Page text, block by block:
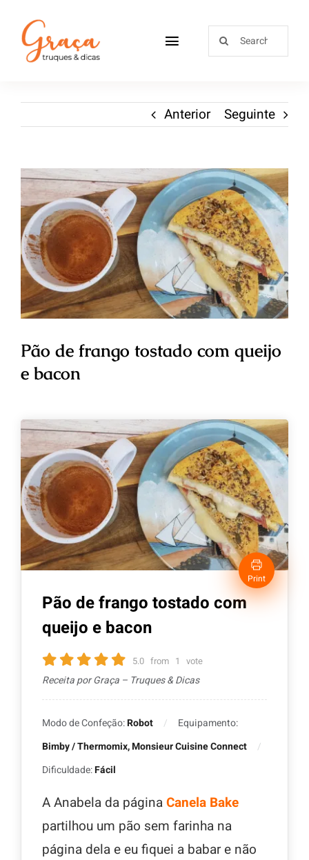
Receitas
Sobre
Loja
Blog
Contactos
Anterior Seguinte
Pão de frango tostado com queijo
e bacon
Print
Pão de frango tostado com
queijo e bacon
5.0 from 1 vote
Receita por Graça – Truques & Dicas
Modo de Confeção:Robot
Equipamento:
Bimby / Thermomix, Monsieur Cuisine Connect
Dificuldade:Fácil
A Anabela da páginaCanela Bake
partilhou um pão sem farinha na
página dela e eu fiquei a babar e não